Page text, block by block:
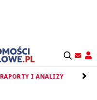
RAPORTY I ANALIZY